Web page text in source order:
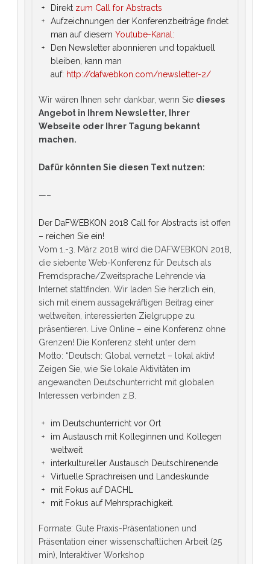
Direkt zum Call for Abstracts
Aufzeichnungen der Konferenzbeiträge findet
man auf diesem Youtube-Kanal:
Den Newsletter abonnieren und topaktuell
bleiben, kann man
auf: http://dafwebkon.com/newsletter-2/
Wir wären Ihnen sehr dankbar, wenn Sie dieses
Angebot in Ihrem Newsletter, Ihrer
Webseite oder Ihrer Tagung bekannt
machen.
Dafür könnten Sie diesen Text nutzen:
—–
Der DaFWEBKON 2018 Call for Abstracts ist offen
– reichen Sie ein!
Vom 1.-3. März 2018 wird die DAFWEBKON 2018,
die siebente Web-Konferenz für Deutsch als
Fremdsprache/Zweitsprache Lehrende via
Internet stattfinden. Wir laden Sie herzlich ein,
sich mit einem aussagekräftigen Beitrag einer
weltweiten, interessierten Zielgruppe zu
präsentieren. Live Online – eine Konferenz ohne
Grenzen! Die Konferenz steht unter dem
Motto: “Deutsch: Global vernetzt – lokal aktiv!
Zeigen Sie, wie Sie lokale Aktivitäten im
angewandten Deutschunterricht mit globalen
Interessen verbinden z.B.
im Deutschunterricht vor Ort
im Austausch mit Kolleginnen und Kollegen
weltweit
interkultureller Austausch Deutschlrenende
Virtuelle Sprachreisen und Landeskunde
mit Fokus auf DACHL
mit Fokus auf Mehrsprachigkeit.
Formate: Gute Praxis-Präsentationen und
Präsentation einer wissenschaftlichen Arbeit (25
min), Interaktiver Workshop